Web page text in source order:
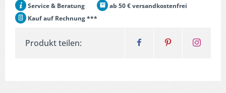
Service & Beratung
ab 50 € versandkostenfrei
Kauf auf Rechnung ***
Produkt teilen: